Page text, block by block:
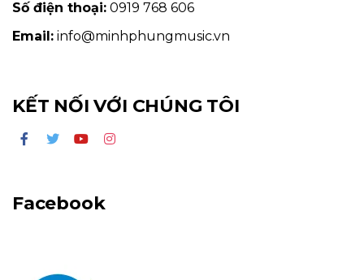
Số điện thoại: 0919 768 606
Email: info@minhphungmusic.vn
KẾT NỐI VỚI CHÚNG TÔI
Facebook